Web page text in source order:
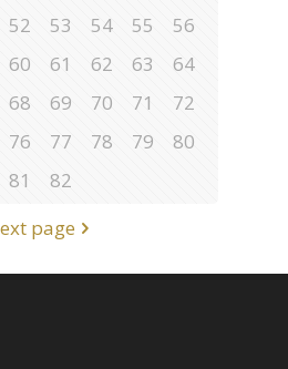
52 53 54 55
56
60 61 62 63
64
68 69 70 71
72
76 77 78 79
80
81
82
page